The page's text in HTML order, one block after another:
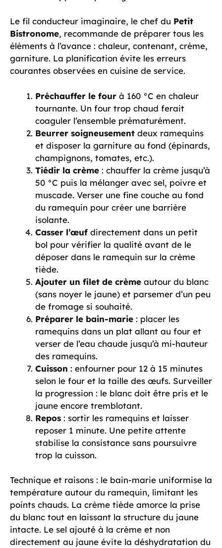
Le fil conducteur imaginaire, le chef du Petit
Bistronome, recommande de préparer tous les
éléments à l’avance : chaleur, contenant, crème,
garniture. La planification évite les erreurs
courantes observées en cuisine de service.
Préchauffer le four à 160 °C en chaleur
tournante. Un four trop chaud ferait
coaguler l’ensemble prématurément.
Beurrer soigneusement deux ramequins
et disposer la garniture au fond (épinards,
champignons, tomates, etc.).
Tiédir la crème : chauffer la crème jusqu’à
50 °C puis la mélanger avec sel, poivre et
muscade. Verser une fine couche au fond
du ramequin pour créer une barrière
isolante.
Casser l’œuf directement dans un petit
bol pour vérifier la qualité avant de le
déposer dans le ramequin sur la crème
tiède.
Ajouter un filet de crème autour du blanc
(sans noyer le jaune) et parsemer d’un peu
de fromage si souhaité.
Préparer le bain-marie : placer les
ramequins dans un plat allant au four et
verser de l’eau chaude jusqu’à mi-hauteur
des ramequins.
Cuisson : enfourner pour 12 à 15 minutes
selon le four et la taille des œufs. Surveiller
la progression : le blanc doit être pris et le
jaune encore tremblotant.
Repos : sortir les ramequins et laisser
reposer 1 minute. Une petite attente
stabilise la consistance sans poursuivre
trop la cuisson.
Technique et raisons : le bain-marie uniformise la
température autour du ramequin, limitant les
points chauds. La crème tiède amorce la prise
du blanc tout en laissant la structure du jaune
intacte. Le sel ajouté à la crème et non
directement au jaune évite la déshydratation du